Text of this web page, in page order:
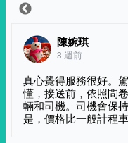
陳婉琪
3 週前
真心覺得服務很好。
懂，接送前，依照問
輛和司機。司機會保
是，價格比一般計程